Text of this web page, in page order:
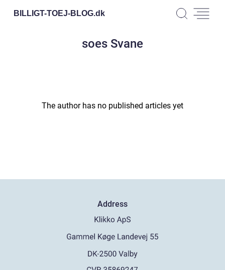
BILLIGT-TOEJ-BLOG.dk
soes Svane
The author has no published articles yet
Address